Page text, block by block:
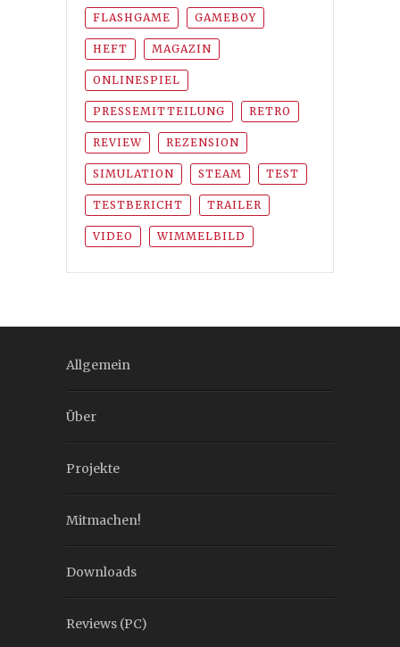
FLASHGAME GAMEBOY
HEFT MAGAZIN
ONLINESPIEL
PRESSEMITTEILUNG RETRO
REVIEW REZENSION
SIMULATION STEAM TEST
TESTBERICHT TRAILER
VIDEO WIMMELBILD
Allgemein
Über
Projekte
Mitmachen!
Downloads
Reviews (PC)